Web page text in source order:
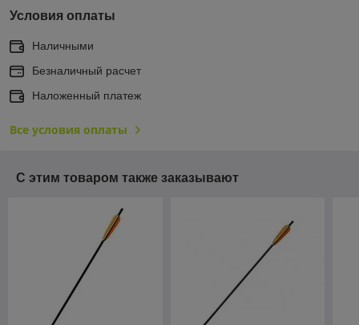
Условия оплаты
Наличными
Безналичный расчет
Наложенный платеж
Все условия оплаты
С этим товаром также заказывают